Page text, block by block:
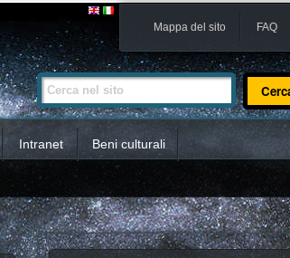
Mappa del sito FAQ
Cerca nel sito
Ricerca
avanzata…
Intranet Beni culturali